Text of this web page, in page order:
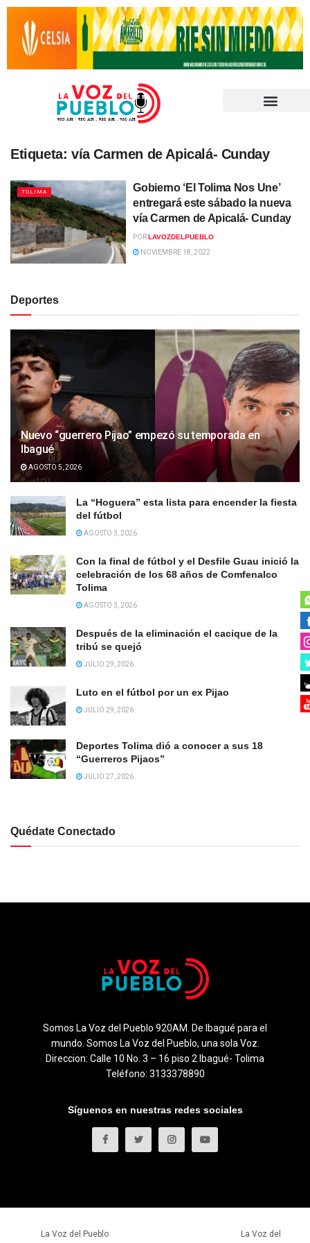
Etiqueta: vía Carmen de Apicalá- Cunday
TOLIMA
Gobierno ‘El Tolima Nos Une’
entregará este sábado la nueva
vía Carmen de Apicalá- Cunday
PORLAVOZDELPUEBLO
NOVIEMBRE 18, 2022
Deportes
Nuevo “guerrero Pijao” empezó su temporada en
Ibagué
AGOSTO 5, 2026
La “Hoguera” esta lista para encender la fiesta
del fútbol
AGOSTO 3, 2026
Con la final de fútbol y el Desfile Guau inició la
celebración de los 68 años de Comfenalco
Tolima
AGOSTO 3, 2026
Después de la eliminación el cacique de la
tribú se quejó
JULIO 29, 2026
Luto en el fútbol por un ex Pijao
JULIO 29, 2026
Deportes Tolima dió a conocer a sus 18
“Guerreros Pijaos”
JULIO 27, 2026
Quédate Conectado
Somos La Voz del Pueblo 920AM. De Ibagué para el
mundo. Somos La Voz del Pueblo, una sola Voz.
Direccion: Calle 10 No. 3 – 16 piso 2 Ibagué- Tolima
Teléfono: 3133378890
Síguenos en nuestras redes sociales
La Voz del Pueblo La Voz del